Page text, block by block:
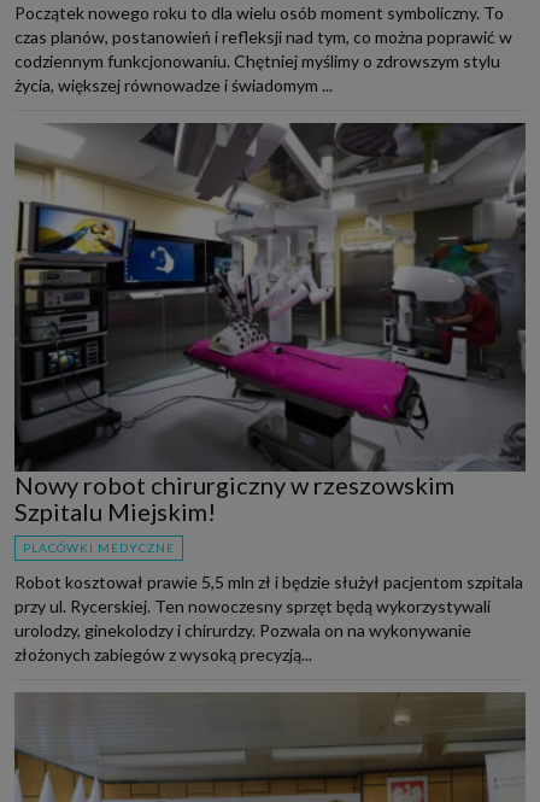
Początek nowego roku to dla wielu osób moment symboliczny. To
czas planów, postanowień i refleksji nad tym, co można poprawić w
codziennym funkcjonowaniu. Chętniej myślimy o zdrowszym stylu
życia, większej równowadze i świadomym ...
Nowy robot chirurgiczny w rzeszowskim
Szpitalu Miejskim!
PLACÓWKI MEDYCZNE
Robot kosztował prawie 5,5 mln zł i będzie służył pacjentom szpitala
przy ul. Rycerskiej. Ten nowoczesny sprzęt będą wykorzystywali
urolodzy, ginekolodzy i chirurdzy. Pozwala on na wykonywanie
złożonych zabiegów z wysoką precyzją...